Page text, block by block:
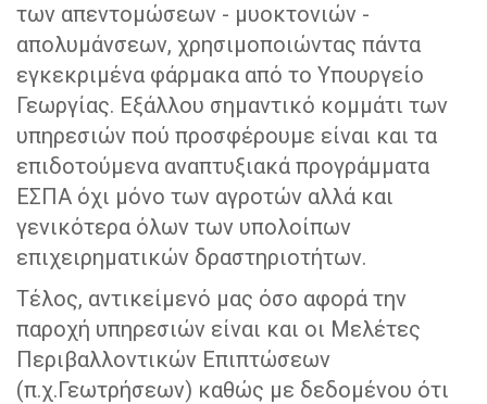
των απεντομώσεων - μυοκτονιών -
απολυμάνσεων, χρησιμοποιώντας πάντα
εγκεκριμένα φάρμακα από το Υπουργείο
Γεωργίας. Εξάλλου σημαντικό κομμάτι των
υπηρεσιών πού προσφέρουμε είναι και τα
επιδοτούμενα αναπτυξιακά προγράμματα
ΕΣΠΑ όχι μόνο των αγροτών αλλά και
γενικότερα όλων των υπολοίπων
επιχειρηματικών δραστηριοτήτων.
Τέλος, αντικείμενό μας όσο αφορά την
παροχή υπηρεσιών είναι και οι Μελέτες
Περιβαλλοντικών Επιπτώσεων
(π.χ.Γεωτρήσεων) καθώς με δεδομένου ότι